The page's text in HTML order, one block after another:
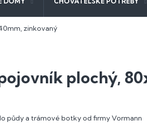
zinkovaný
plochý,
půdy a trámové botky od firmy Vormann